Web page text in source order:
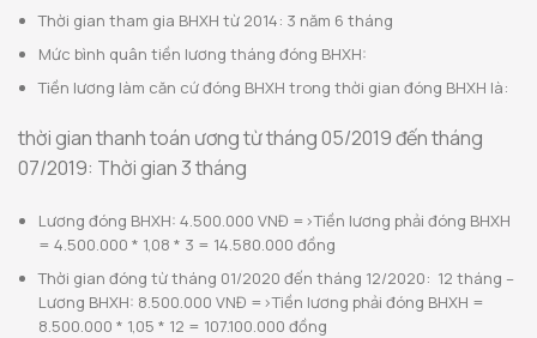
Thời gian tham gia BHXH từ 2014: 3 năm 6 tháng
Mức bình quân tiền lương tháng đóng BHXH:
Tiền lương làm căn cứ đóng BHXH trong thời gian đóng BHXH là:
thời gian thanh toán ương từ tháng 05/2019 đến tháng
07/2019: Thời gian 3 tháng
Lương đóng BHXH: 4.500.000 VNĐ =>Tiền lương phải đóng BHXH
= 4.500.000 * 1,08 * 3 = 14.580.000 đồng
Thời gian đóng từ tháng 01/2020 đến tháng 12/2020: 12 tháng –
Lương BHXH: 8.500.000 VNĐ =>Tiền lương phải đóng BHXH =
8.500.000 * 1,05 * 12 = 107.100.000 đồng